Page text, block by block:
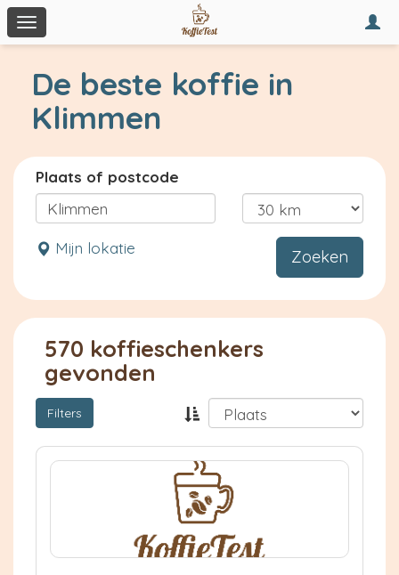
Toggle
navigation
De beste koffie in
Klimmen
Plaats of postcode
Mijn lokatie Zoeken
570 koffieschenkers
gevonden
Filters